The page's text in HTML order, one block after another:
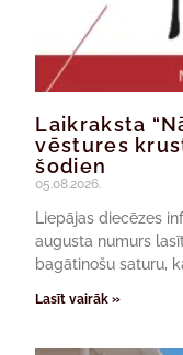
Laikraksta
vēstures
šodien
05.08.2026.
Liepājas diecēzes
augusta numurs
bagātinošu saturu,
Lasīt vairāk »